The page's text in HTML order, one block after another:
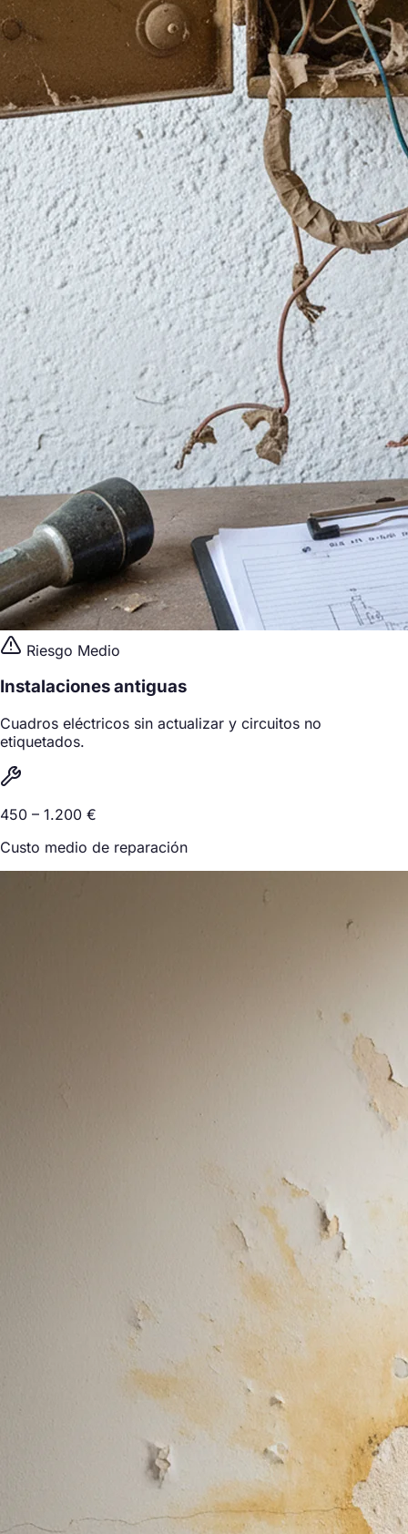
Riesgo Medio
Instalaciones antiguas
Cuadros eléctricos sin actualizar y circuitos no
etiquetados.
450 – 1.200 €
Custo medio de reparación